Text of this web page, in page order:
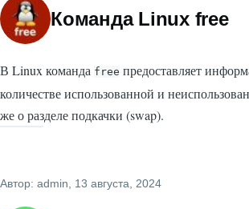
Команда Linux free
В Linux команда free предоставляет
количестве использованной и
же о разделе подкачки (swap).
Автор: admin, 13 августа, 2024